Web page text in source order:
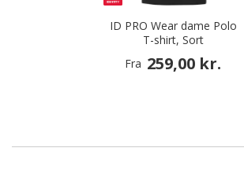
ID PRO Wear dame Polo
T-shirt, Sort
Fra 259,00 kr.